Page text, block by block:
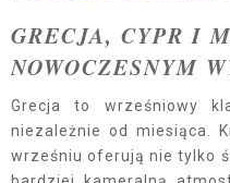
GRECJA, CYPR I
NOWOCZESNYM
Grecja to wrześniowy
niezależnie od miesiąca.
wrześniu oferują nie tylko